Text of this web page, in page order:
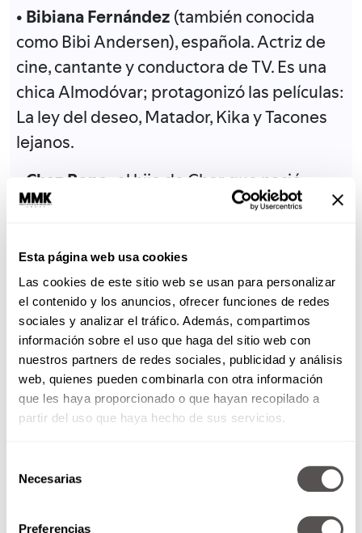
Esta página web usa cookies
Las cookies de este sitio web se usan para personalizar
el contenido y los anuncios, ofrecer funciones de redes
sociales y analizar el tráfico. Además, compartimos
información sobre el uso que haga del sitio web con
nuestros partners de redes sociales, publicidad y análisis
web, quienes pueden combinarla con otra información
que les haya proporcionado o que hayan recopilado a
partir del uso que haya hecho de sus servicios.
Necesarias
Preferencias
• Bibiana Fernández (también conocida
como Bibi Andersen), española. Actriz de
cine, cantante y conductora de TV. Es una
chica Almodóvar; protagonizó las películas:
La ley del deseo, Matador, Kika y Tacones
lejanos.
• Chaz Bono
: el hijo de Cher que nació
siendo mujer; activista en la defensa de los
transexuales.
• Renee Richards. Es la más famosa
deportista transexual en la historia. En
1976 fue suspendida del cuadro femenino
del US Open. Enfrentó una batalla legal
para poder volver a competir
• Amanda Lepore
importantes marcas como cosméticos Mac.
• Thomas Beatie
fue el primer «hombre